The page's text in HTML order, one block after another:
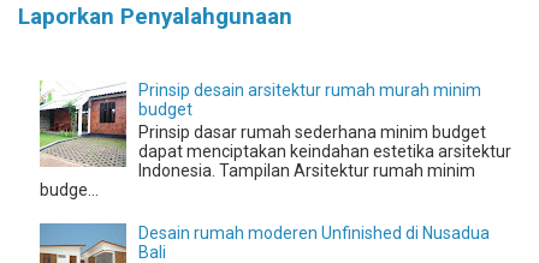
Laporkan Penyalahgunaan
Prinsip desain arsitektur rumah murah minim
budget
Prinsip dasar rumah sederhana minim budget
dapat menciptakan keindahan estetika arsitektur
Indonesia. Tampilan Arsitektur rumah minim
budge...
Desain rumah moderen Unfinished di Nusadua
Bali